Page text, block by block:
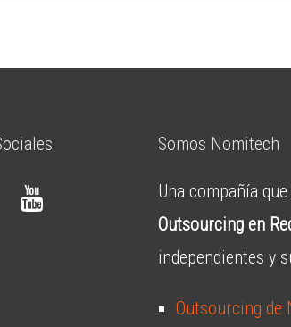
Somos Nomitech
Una compañía
Outsourcing en
independientes y
Outsourcing de